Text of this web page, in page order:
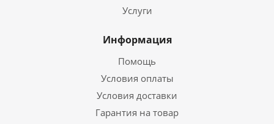
Услуги
Информация
Помощь
Условия оплаты
Условия доставки
Гарантия на товар